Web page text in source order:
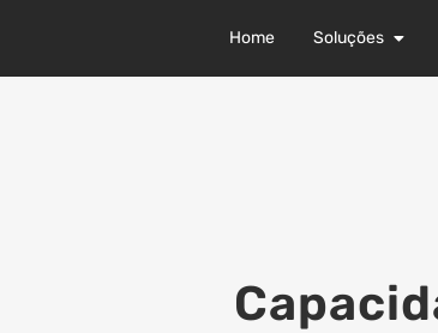
Home Soluções